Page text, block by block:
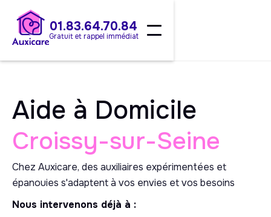
01.83.64.70.84
Gratuit et rappel immédiat
Aide à Domicile
Croissy-sur-Seine
Chez Auxicare, des auxiliaires expérimentées et
épanouies s'adaptent à vos envies et vos besoins
Nous intervenons déjà à :